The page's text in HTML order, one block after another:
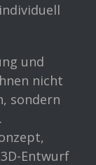
und
nicht
sondern
Entwurf